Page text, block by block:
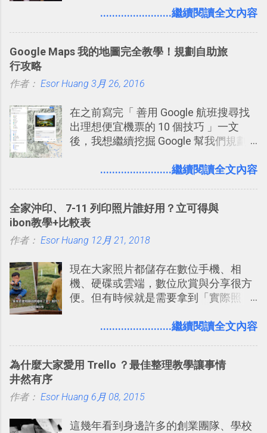
理，到底 Slack 有什麼魅力？它是不是
有機會在一個專案合作中使用了 Slack
點： 1. 「 很有趣 」： Slack 裡擁有跟
聊天打屁、傳送有趣影音圖文的功能。
2. 「 有效率 」：但是 Slack 的頻道、群
組機制讓茶水間的聊天，不會干擾工作
事可以從聊天中記錄重點。 3. 「 有彈性
的軟體則讓同事可以在任何地方和公司
保持聯繫。 如果你需要中文版的同類平
台，可以參考： JANDI 高效率團隊通訊
戶 。 2017/3 新增 ： Sortd for Slack：
改造 Slack 討論串介面變成專案任務排
程看板
........................繼續閱讀全文內容
Google Maps 我的地圖完全教學！規劃自助旅
行攻略
作者： Esor Huang 3月 26, 2016
在之前寫完「 善用 Google 航班搜尋找
出理想便宜機票的 10 個技巧 」一文
後，我想繼續挖掘 Google 幫我們規劃
入的來聊聊 Google 的「我的地圖」服
線，對商務需求來說可以打造出一張一
張資料地圖（例如我之前在製作一本新
書時建立的「 台灣推薦空拍地點地圖
規劃自助旅行路線！ Google 「我的地
圖」在規劃自助旅行路線時可以解決許
多問題： 國外地點名稱地址常常難懂，
稱。 在規劃路線之外，自訂地圖還能補
時帶來好心情，二方面事後就是最好的
享合作，讓彼此都能在手機上查看這次
........................繼續閱讀全文內容
全家沖印、 7-11 列印照片誰好用？立可得與
ibon教學+比較表
作者： Esor Huang 12月 21, 2018
現在大家照片都儲存在數位手機、相
機、硬碟或雲端，數位欣賞與分享很方
便。但有時候就是需要拿到「實際照
要製作家庭相框 用照片來當小禮物 把照
片？而且最好能不花時間、立即拿到、
（或是沒有好的印表機），又不想跑照
提供了印照片的服務 ，而且價格不貴，
........................繼續閱讀全文內容
為什麼大家愛用 Trello ？最佳整理教學讓事情
井然有序
作者： Esor Huang 6月 08, 2015
這幾年看到身邊許多的創業團隊、學校